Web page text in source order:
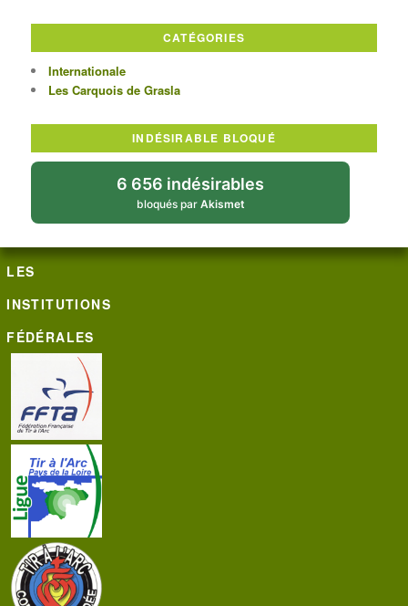
CATÉGORIES
Internationale
Les Carquois de Grasla
INDÉSIRABLE BLOQUÉ
6 656 indésirables
bloqués par Akismet
LES
INSTITUTIONS
FÉDÉRALES